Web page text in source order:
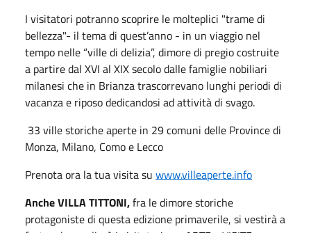
I visitatori potranno scoprire le molteplici "trame di
bellezza"- il tema di quest’anno - in un viaggio nel
tempo nelle “ville di delizia”, dimore di pregio costruite
a partire dal XVI al XIX secolo dalle famiglie nobiliari
milanesi che in Brianza trascorrevano lunghi periodi di
vacanza e riposo dedicandosi ad attività di svago.
33 ville storiche aperte in 29 comuni delle Province di
Monza, Milano, Como e Lecco
Prenota ora la tua visita su www.villeaperte.info
AncheVILLA TITTONI,fra le dimore storiche
protagoniste di questa edizione primaverile, si vestirà a